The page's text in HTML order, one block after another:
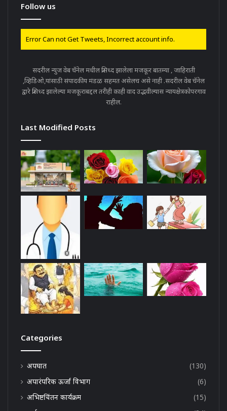
Follow us
Error Can not Get Tweets, Incorrect account info.
सदरील न्युज वेब चॅनेल मधील प्रसिध्द झालेला मजकूर बातम्या , जाहिराती
,व्हिडिओ,यांसाठी संपादकीय मंडळ सहमत असेलच असे नाही .सदरील वेब चॅनेल
द्वारे प्रसिध्द झालेल्या मजकूराबद्दल तरीही काही वाद उद्भवील्यास न्यायक्षेत्रकोपरगाव
राहील.
Last Modified Posts
Categories
अपघात
(130)
अपारंपरिक ऊर्जा विभाग
(6)
अभिष्टचिंतन कार्यक्रम
(15)